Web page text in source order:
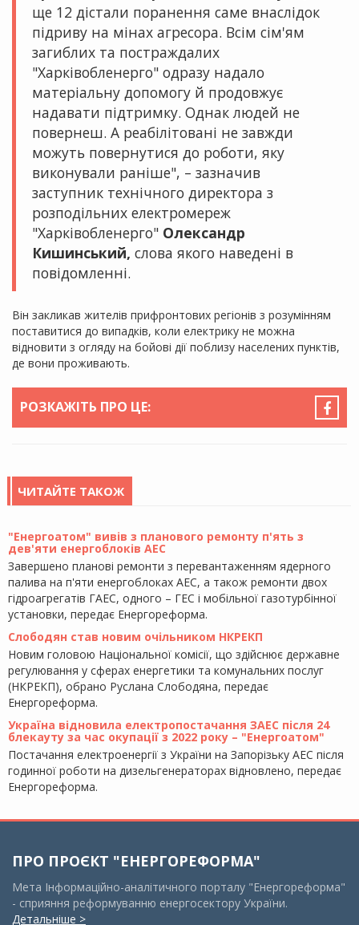
ще 12 дістали поранення саме внаслідок
підриву на мінах агресора. Всім сім'ям
загиблих та постраждалих
"Харківобленерго" одразу надало
матеріальну допомогу й продовжує
надавати підтримку. Однак людей не
повернеш. А реабілітовані не завжди
можуть повернутися до роботи, яку
виконували раніше", – зазначив
заступник технічного директора з
розподільних електромереж
"Харківобленерго" Олександр
Кишинський, слова якого наведені в
повідомленні.
Він закликав жителів прифронтових регіонів з розумінням
поставитися до випадків, коли електрику не можна
відновити з огляду на бойові дії поблизу населених пунктів,
де вони проживають.
РОЗКАЖІТЬ ПРО ЦЕ:
ЧИТАЙТЕ ТАКОЖ
"Енергоатом" вивів з планового ремонту п'ять з
дев'яти енергоблоків АЕС
Завершено планові ремонти з перевантаженням ядерного
палива на п'яти енергоблоках АЕС, а також ремонти двох
гідроагрегатів ГАЕС, одного – ГЕС і мобільної газотурбінної
установки, передає Енергореформа.
Слободян став новим очільником НКРЕКП
Новим головою Національної комісії, що здійснює державне
регулювання у сферах енергетики та комунальних послуг
(НКРЕКП), обрано Руслана Слободяна, передає
Енергореформа.
Україна відновила електропостачання ЗАЕС після 24
блекауту за час окупації з 2022 року – "Енергоатом"
Постачання електроенергії з України на Запорізьку АЕС після
годинної роботи на дизельгенераторах відновлено, передає
Енергореформа.
ПРО ПРОЄКТ "ЕНЕРГОРЕФОРМА"
Мета Інформаційно-аналітичного порталу "Енергореформа"
- сприяння реформуванню енергосектору України.
Детальніше >